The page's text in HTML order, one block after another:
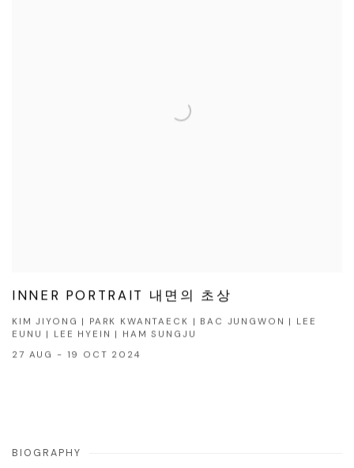
INNER PORTRAIT 내면의 초상
KIM JIYONG | PARK KWANTAECK | BAC JUNGWON | LEE
EUNU | LEE HYEIN | HAM SUNGJU
27 AUG - 19 OCT 2024
BIOGRAPHY